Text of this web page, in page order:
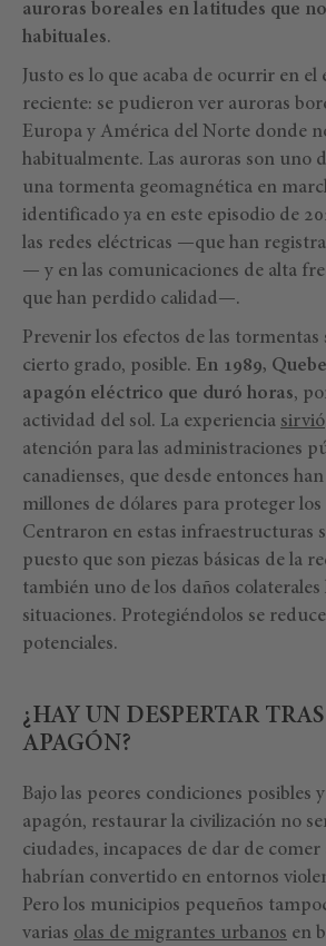
auroras boreales en latitudes que
habituales.
Justo es lo que acaba de ocurrir en el
reciente: se pudieron ver auroras
Europa y América del Norte donde
habitualmente. Las auroras son uno
una tormenta geomagnética en
identificado ya en este episodio de
las redes eléctricas —que han
— y en las comunicaciones de alta
que han perdido calidad—.
Prevenir los efectos de las tormentas
cierto grado, posible. En 1989,
apagón eléctrico que duró horas,
actividad del sol. La experiencia sirvió
atención para las administraciones
canadienses, que desde entonces
millones de dólares para proteger
Centraron en estas infraestructuras
puesto que son piezas básicas de la
también uno de los daños colaterales
situaciones. Protegiéndolos se
potenciales.
¿HAY UN DESPERTAR
APAGÓN?
Bajo las peores condiciones posibles
apagón, restaurar la civilización no
ciudades, incapaces de dar de comer
habrían convertido en entornos
Pero los municipios pequeños
varias olas de migrantes urbanos en